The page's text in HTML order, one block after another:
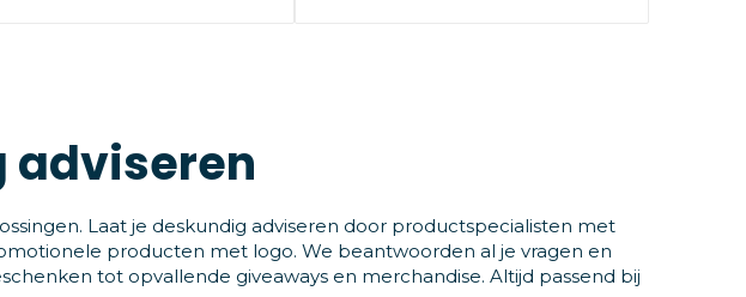
adviseren
Laat je deskundig adviseren door productspecialisten met
producten met logo. We beantwoorden al je vragen en
tot opvallende giveaways en merchandise. Altijd passend bij